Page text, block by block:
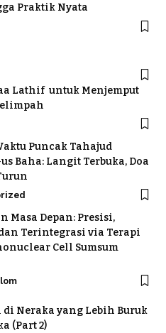
Praktik Nyata
Lathif untuk Menjemput
Puncak Tahajud
Baha: Langit Terbuka, Doa
Masa Depan: Presisi,
Terintegrasi via Terapi
Cell Sumsum
di Neraka yang Lebih Buruk
(Part 2)